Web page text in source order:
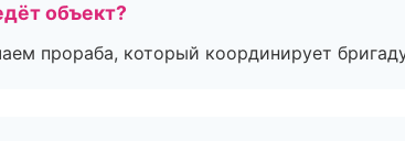
объект?
прораба, который координирует